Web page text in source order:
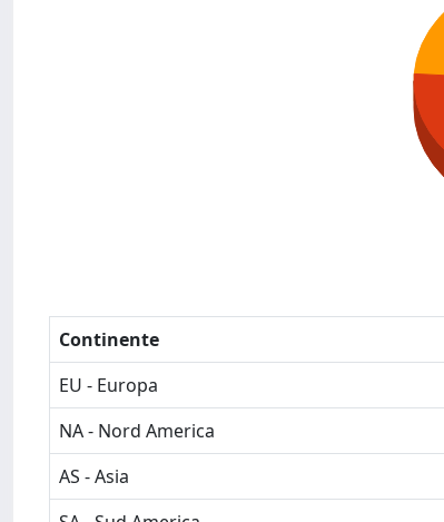
Continente
EU - Europa
NA - Nord America
AS - Asia